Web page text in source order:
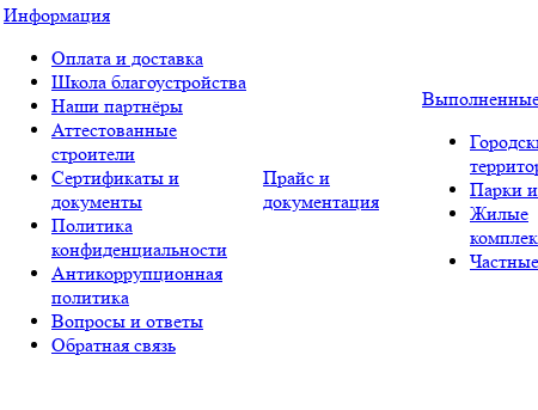
Информация
Оплата и доставка
Школа благоустройства
Наши партнёры
Аттестованные
строители
Сертификаты и
документы
Политика
конфиденциальности
Антикоррупционная
политика
Вопросы и ответы
Обратная связь
Прайс и
документация
Парки
Жилые